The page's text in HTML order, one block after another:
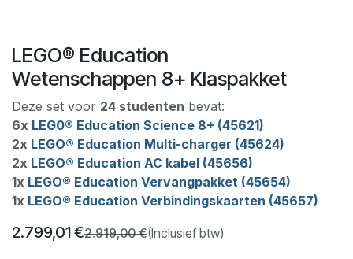
LEGO® Education
Wetenschappen 8+ Klaspakket
Deze set voor 24 studenten bevat:
6x LEG0® Education Science 8+ (45621)
2x LEGO® Education Multi-charger (45624)
2x LEGO® Education AC kabel (45656)
1x LEGO® Education Vervangpakket (45654)
1x LEGO® Education Verbindingskaarten (45657)
2.799,01€2.919,00€(Inclusief btw)